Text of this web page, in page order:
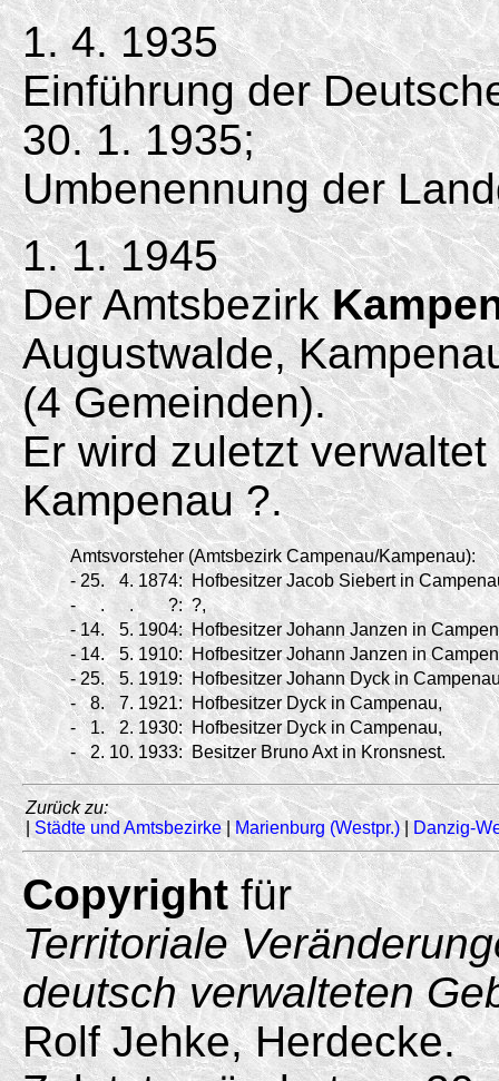
1. 4. 1935
Einführung der
30. 1. 1935;
Umbenennung der
1. 1. 1945
Der Amtsbezirk
Augustwalde,
(4 Gemeinden).
Er wird zuletzt
Kampenau ?.
Amtsvorsteher (Amtsbezirk Campenau/Kampenau):
- 25. 4. 1874:
Hofbesitzer Jacob Siebert in
-
. . ?: ?,
- 14. 5. 1904: Hofbesitzer Johann Janzen in
- 14. 5. 1910: Hofbesitzer Johann Janzen in
- 25. 5. 1919: Hofbesitzer Johann Dyck in
-
8. 7. 1921: Hofbesitzer Dyck in Campenau,
-
1. 2. 1930: Hofbesitzer Dyck in Campenau,
-
2. 10. 1933: Besitzer Bruno Axt in Kronsnest.
Zurück zu:
| Städte und Amtsbezirke|Marienburg (Westpr.)| Danzig-
Copyrightfür
Territoriale
deutsch verwalteten
Rolf Jehke, Herdecke.